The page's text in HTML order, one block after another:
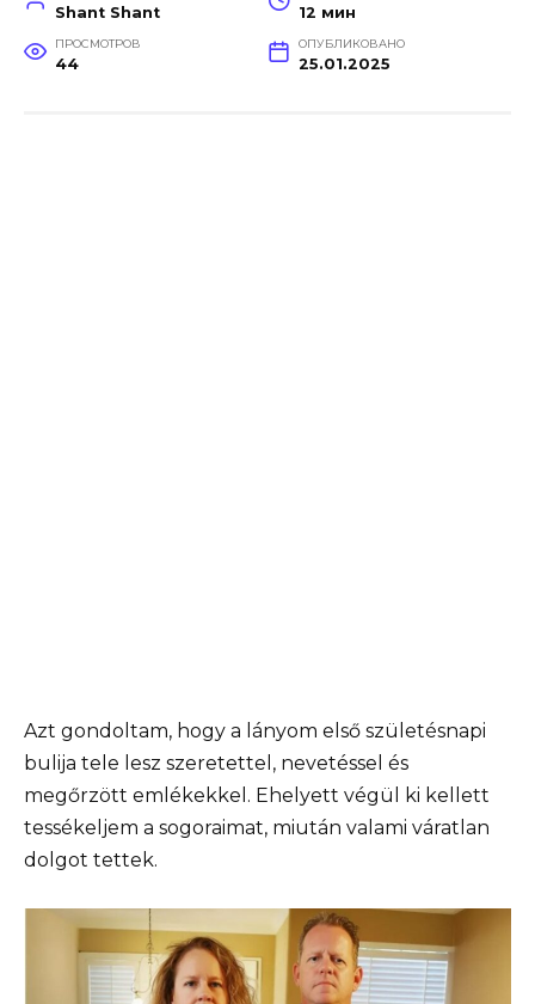
Shant Shant 12 мин
ПРОСМОТРОВ
44
ОПУБЛИКОВАНО
25.01.2025
Azt gondoltam, hogy a lányom első születésnapi
bulija tele lesz szeretettel, nevetéssel és
megőrzött emlékekkel. Ehelyett végül ki kellett
tessékeljem a sogoraimat, miután valami váratlan
dolgot tettek.